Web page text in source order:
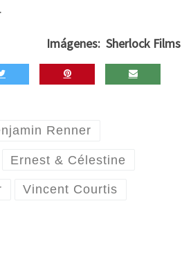
Imágenes: Sherlock Films
Renner
Ernest & Célestine
Vincent Courtis